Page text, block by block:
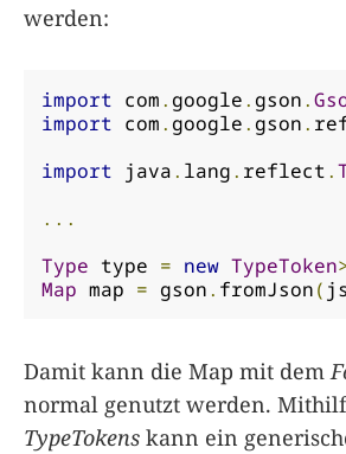
werden:
import com. google. gson.
import com. google. gson.
import java. lang. reflect.
...
Type type = new TypeToken
Map map = gson. fromJson(
Damit kann die Map mit dem
normal genutzt werden.
TypeTokens kann ein